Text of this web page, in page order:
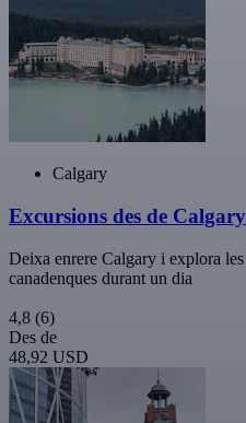
Calgary
Excursions des de Calgary
Deixa enrere Calgary i explora
canadenques durant un dia
4,8 (6)
Des de
48,92 USD